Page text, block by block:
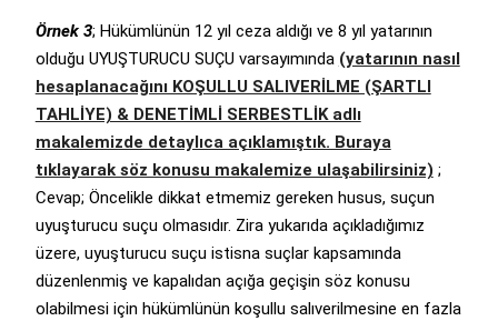
Örnek 3; Hükümlünün 12 yıl ceza aldığı ve 8 yıl yatarının
olduğu UYUŞTURUCU SUÇU varsayımında (yatarının nasıl
hesaplanacağını KOŞULLU SALIVERİLME (ŞARTLI
TAHLİYE) & DENETİMLİ SERBESTLİK adlı
makalemizde detaylıca açıklamıştık. Buraya
tıklayarak söz konusu makalemize ulaşabilirsiniz) ;
Cevap; Öncelikle dikkat etmemiz gereken husus, suçun
uyuşturucu suçu olmasıdır. Zira yukarıda açıkladığımız
üzere, uyuşturucu suçu istisna suçlar kapsamında
düzenlenmiş ve kapalıdan açığa geçişin söz konusu
olabilmesi için hükümlünün koşullu salıverilmesine en fazla